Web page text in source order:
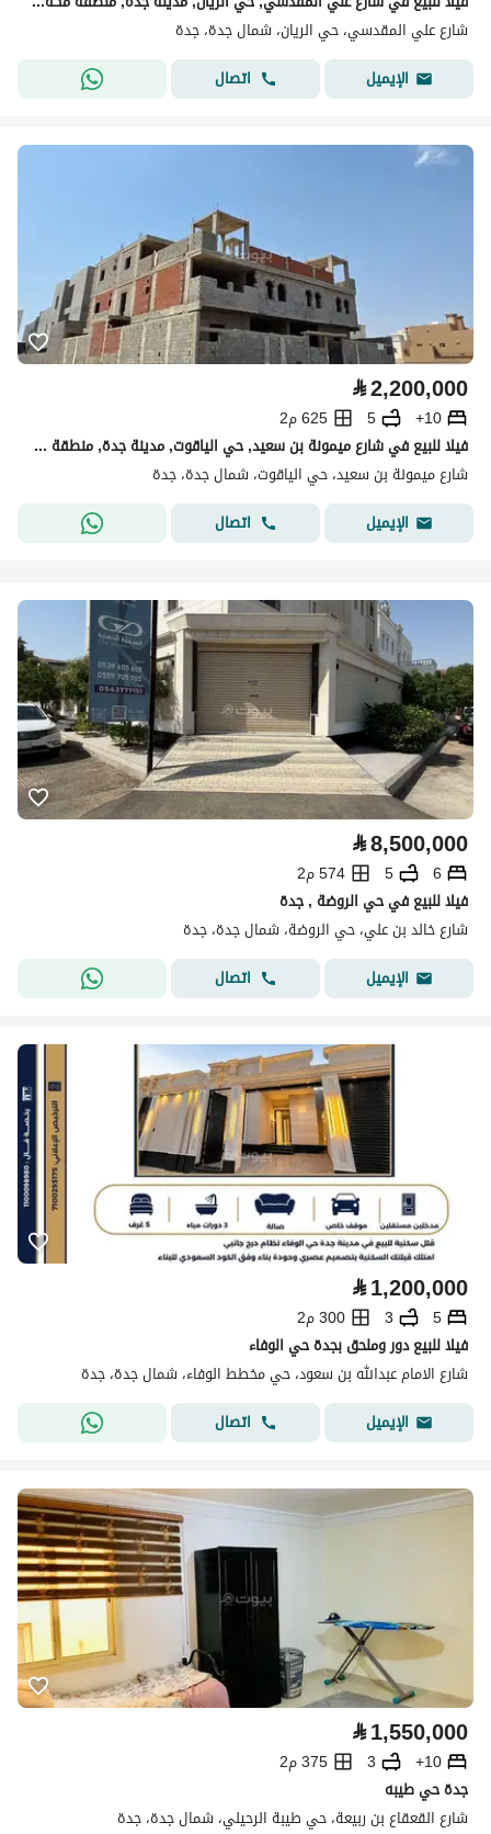
شارع علي المقدسي، حي الريان، شمال جدة، جدة
الإيميل
اتصال
⃁2,200,000
10+
5
625 م2
فيلا للبيع في شارع ميمونة بن سعيد, حي الياقوت, مدينة جدة, منطقة مكة المكرمة
شارع ميمونة بن سعيد، حي الياقوت، شمال جدة، جدة
الإيميل
اتصال
⃁8,500,000
6
5
574 م2
فيلا للبيع في حي الروضة , جدة
شارع خالد بن علي، حي الروضة، شمال جدة، جدة
الإيميل
اتصال
⃁1,200,000
5
3
300 م2
فيلا للبيع دور وملحق بجدة حي الوفاء
شارع الامام عبدالله بن سعود، حي مخطط الوفاء، شمال جدة، جدة
الإيميل
اتصال
⃁1,550,000
10+
3
375 م2
جدة حي طيبه
شارع القعقاع بن ربيعة، حي طيبة الرحيلي، شمال جدة، جدة